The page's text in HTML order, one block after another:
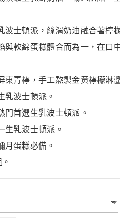
波士頓派，絲滑奶油融合著檸
與軟綿蛋糕體合而為一，在口
東青檸，手工熬製金黃檸檬淋
乳波士頓派。
門首選生乳波士頓派。
生乳波士頓派。
月蛋糕必備。